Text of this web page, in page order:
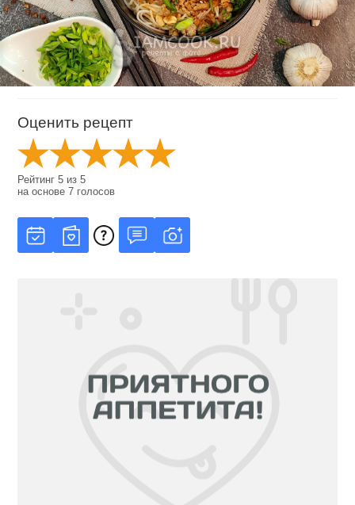
Оценить рецепт
Рейтинг5 из5
на основе7 голосов